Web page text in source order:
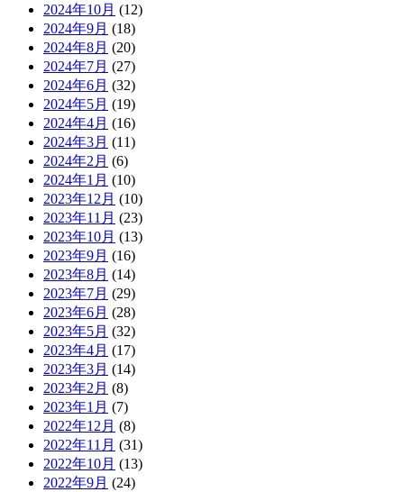
2024年10月 (12)
2024年9月 (18)
2024年8月 (20)
2024年7月 (27)
2024年6月 (32)
2024年5月 (19)
2024年4月 (16)
2024年3月 (11)
2024年2月 (6)
2024年1月 (10)
2023年12月 (10)
2023年11月 (23)
2023年10月 (13)
2023年9月 (16)
2023年8月 (14)
2023年7月 (29)
2023年6月 (28)
2023年5月 (32)
2023年4月 (17)
2023年3月 (14)
2023年2月 (8)
2023年1月 (7)
2022年12月 (8)
2022年11月 (31)
2022年10月 (13)
2022年9月 (24)